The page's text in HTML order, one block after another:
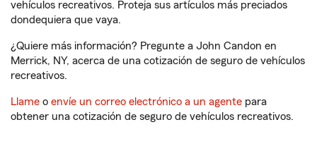
vehículos recreativos. Proteja sus artículos más preciados
dondequiera que vaya.
¿Quiere más información? Pregunte a John Candon en
Merrick, NY, acerca de una cotización de seguro de vehículos
recreativos.
Llame o envíe un correo electrónico a un agente para
obtener una cotización de seguro de vehículos recreativos.